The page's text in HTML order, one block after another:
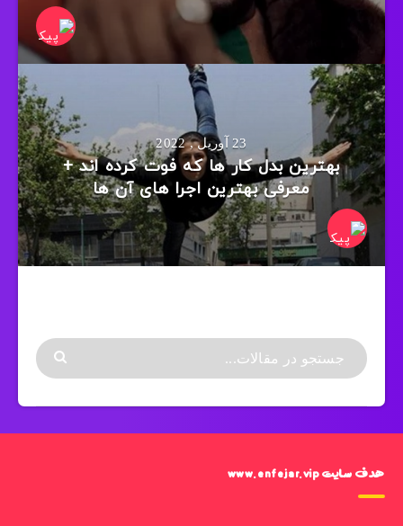
23 آوریل , 2022
بهترین بدل کار ها که فوت کرده اند +
معرفی بهترین اجرا های آن ها
هدف سایت www.enfejar.vip